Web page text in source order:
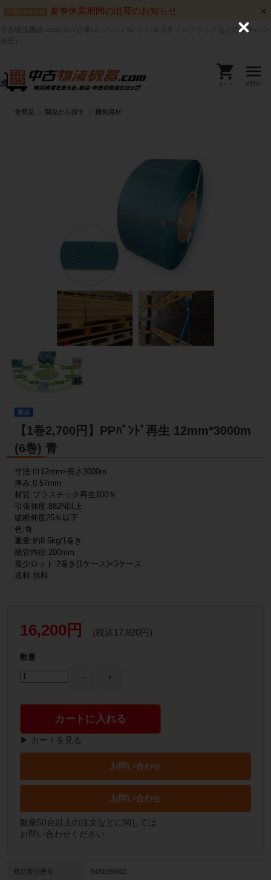
出荷のお知らせ 夏季休業期間の出荷のお知らせ
中古物流機器.com(カゴ台車/メッシュパレット/ネスティングラックなどのマテハン
カート MENU
全商品 製品から探す 梱包資材
新品
【1巻2,700円】PPﾊﾞﾝﾄﾞ再生 12mm*3000m
(6巻) 青
寸法:巾12mm×長さ3000m
厚み:0.57mm
材質:プラスチック再生100％
引張強度:882N以上
破断伸度25％以下
色:青
重量:約8.5kg/1巻き
紙管内径:200mm
最少ロット:2巻き(1ケース)×3ケース
送料:無料
16,200円 (税込17,820円)
数量
カートに入れる
▶ カートを見る
お問い合わせ
お問い合わせ
数量50台以上の注文などに関しては
お問い合わせください
商品管理番号 5491056002
C
e